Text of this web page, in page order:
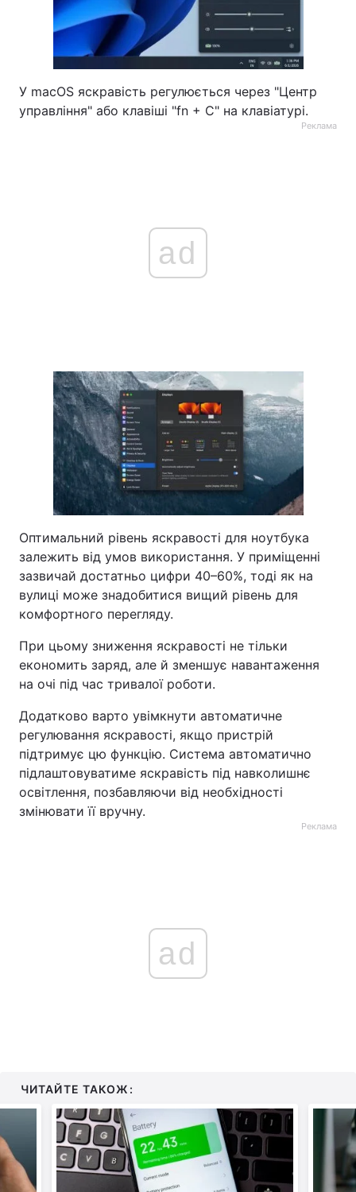
У macOS яскравість регулюється через "Центр
управління" або клавіші "fn + C" на клавіатурі.
Реклама
ad
Оптимальний рівень яскравості для ноутбука
залежить від умов використання. У приміщенні
зазвичай достатньо цифри 40–60%, тоді як на
вулиці може знадобитися вищий рівень для
комфортного перегляду.
При цьому зниження яскравості не тільки
економить заряд, але й зменшує навантаження
на очі під час тривалої роботи.
Додатково варто увімкнути автоматичне
регулювання яскравості, якщо пристрій
підтримує цю функцію. Система автоматично
підлаштовуватиме яскравість під навколишнє
освітлення, позбавляючи від необхідності
змінювати її вручну.
Реклама
ad
ЧИТАЙТЕ ТАКОЖ: